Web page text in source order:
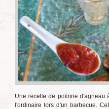
Une recette de poitrine d'agneau
l'ordinaire lors d'un barbecue.